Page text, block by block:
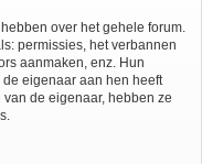
over het gehele forum.
permissies, het verbannen
aanmaken, enz. Hun
eigenaar aan hen heeft
de eigenaar, hebben ze